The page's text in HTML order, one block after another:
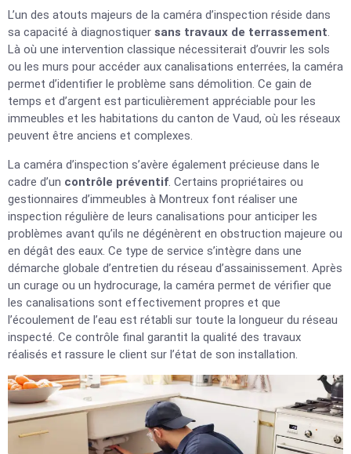
L’un des atouts majeurs de la caméra d’inspection réside dans
sa capacité à diagnostiquer sans travaux de terrassement.
Là où une intervention classique nécessiterait d’ouvrir les sols
ou les murs pour accéder aux canalisations enterrées, la caméra
permet d’identifier le problème sans démolition. Ce gain de
temps et d’argent est particulièrement appréciable pour les
immeubles et les habitations du canton de Vaud, où les réseaux
peuvent être anciens et complexes.
La caméra d’inspection s’avère également précieuse dans le
cadre d’un contrôle préventif. Certains propriétaires ou
gestionnaires d’immeubles à Montreux font réaliser une
inspection régulière de leurs canalisations pour anticiper les
problèmes avant qu’ils ne dégénèrent en obstruction majeure ou
en dégât des eaux. Ce type de service s’intègre dans une
démarche globale d’entretien du réseau d’assainissement. Après
un curage ou un hydrocurage, la caméra permet de vérifier que
les canalisations sont effectivement propres et que
l’écoulement de l’eau est rétabli sur toute la longueur du réseau
inspecté. Ce contrôle final garantit la qualité des travaux
réalisés et rassure le client sur l’état de son installation.